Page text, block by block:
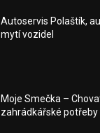
Autoservis Polaštík,
mytí vozidel
Moje Smečka –
zahrádkářské potřeby